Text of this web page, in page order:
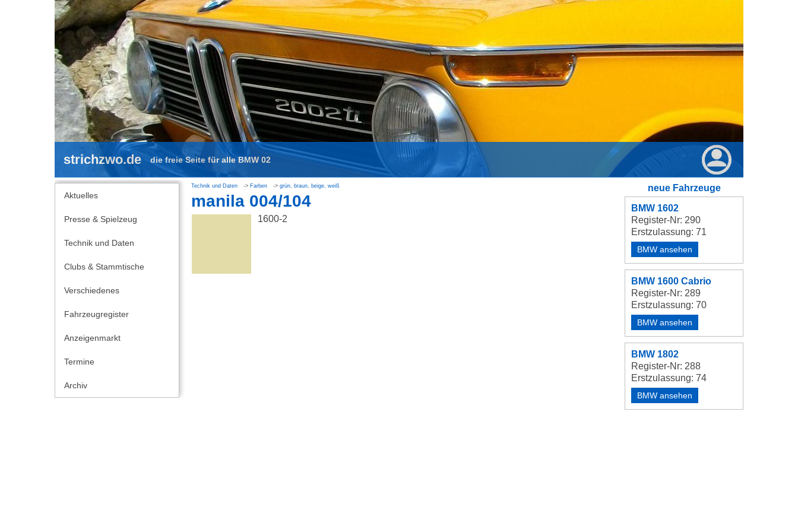
strichzwo.de die freie Seite für alle BMW 02
Aktuelles
Presse & Spielzeug
Technik und Daten
Clubs & Stammtische
Verschiedenes
Fahrzeugregister
Anzeigenmarkt
Termine
Archiv
Technik und Daten Farben grün, braun, beige, weiß
manila 004/104
1600-2
neue Fahrzeuge
BMW 1602
Register-Nr: 290
Erstzulassung: 71
BMW ansehen
BMW 1600 Cabrio
Register-Nr: 289
Erstzulassung: 70
BMW ansehen
BMW 1802
Register-Nr: 288
Erstzulassung: 74
BMW ansehen